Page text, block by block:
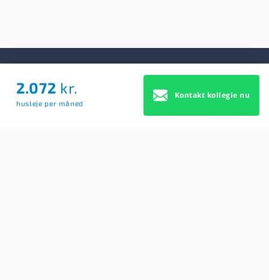
2.072 kr.
husleje per måned
Kontakt kollegie nu